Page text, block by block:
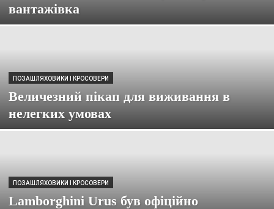
вантажівка
ПОЗАШЛЯХОВИКИ І КРОСОВЕРИ
Величезний пікап для виживання в
нелегких умовах
ПОЗАШЛЯХОВИКИ І КРОСОВЕРИ
Lamborghini Urus був офіційно